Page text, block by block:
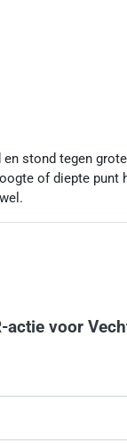
stond tegen
of diepte
actie voor